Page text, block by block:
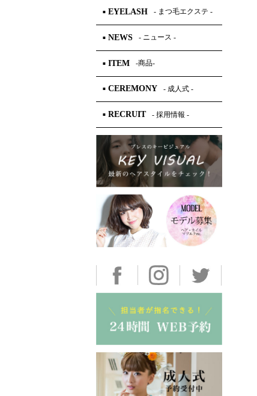
■ EYELASH - まつ毛エクステ -
■ NEWS - ニュース -
■ ITEM -商品-
■ CEREMONY - 成人式 -
■ RECRUIT - 採用情報 -